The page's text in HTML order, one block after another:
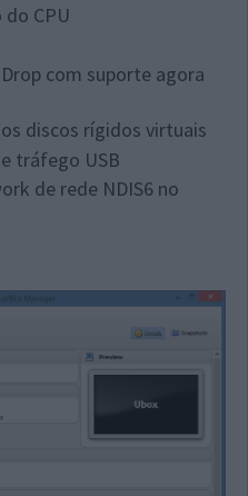
CPU
com suporte agora
discos rígidos virtuais
tráfego USB
de rede NDIS6 no